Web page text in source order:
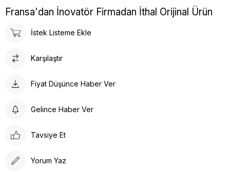
Fransa'dan İnovatör Firmadan İthal Orijinal Ürün
İstek Listeme Ekle
Karşılaştır
Fiyat Düşünce Haber Ver
Gelince Haber Ver
Tavsiye Et
Yorum Yaz